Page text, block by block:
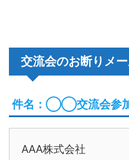
交流会のお断りメ
件名：◯◯交流会参
AAA株式会社